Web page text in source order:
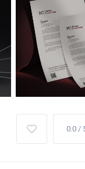
0.0 /